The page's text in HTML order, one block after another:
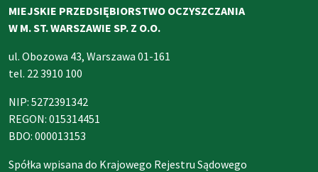
MIEJSKIE PRZEDSIĘBIORSTWO OCZYSZCZANIA
W M. ST. WARSZAWIE SP. Z O.O.
ul. Obozowa 43, Warszawa 01-161
tel. 22 3910 100
NIP: 5272391342
REGON: 015314451
BDO: 000013153
Spółka wpisana do Krajowego Rejestru Sądowego